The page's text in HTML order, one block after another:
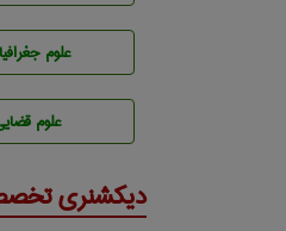
علوم
علوم
دیکشنری